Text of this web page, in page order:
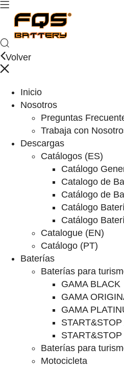
Volver
Inicio
Nosotros
Preguntas
Trabaja con
Descargas
Catálogos (ES)
Catálogo
Catalogo de
Catálogo de
Catálogo
Catálogo
Catalogue (EN)
Catálogo (PT)
Baterías
Baterías para
GAMA BLACK
GAMA
GAMA
START&STOP
START&STOP
Baterías para
Motocicleta